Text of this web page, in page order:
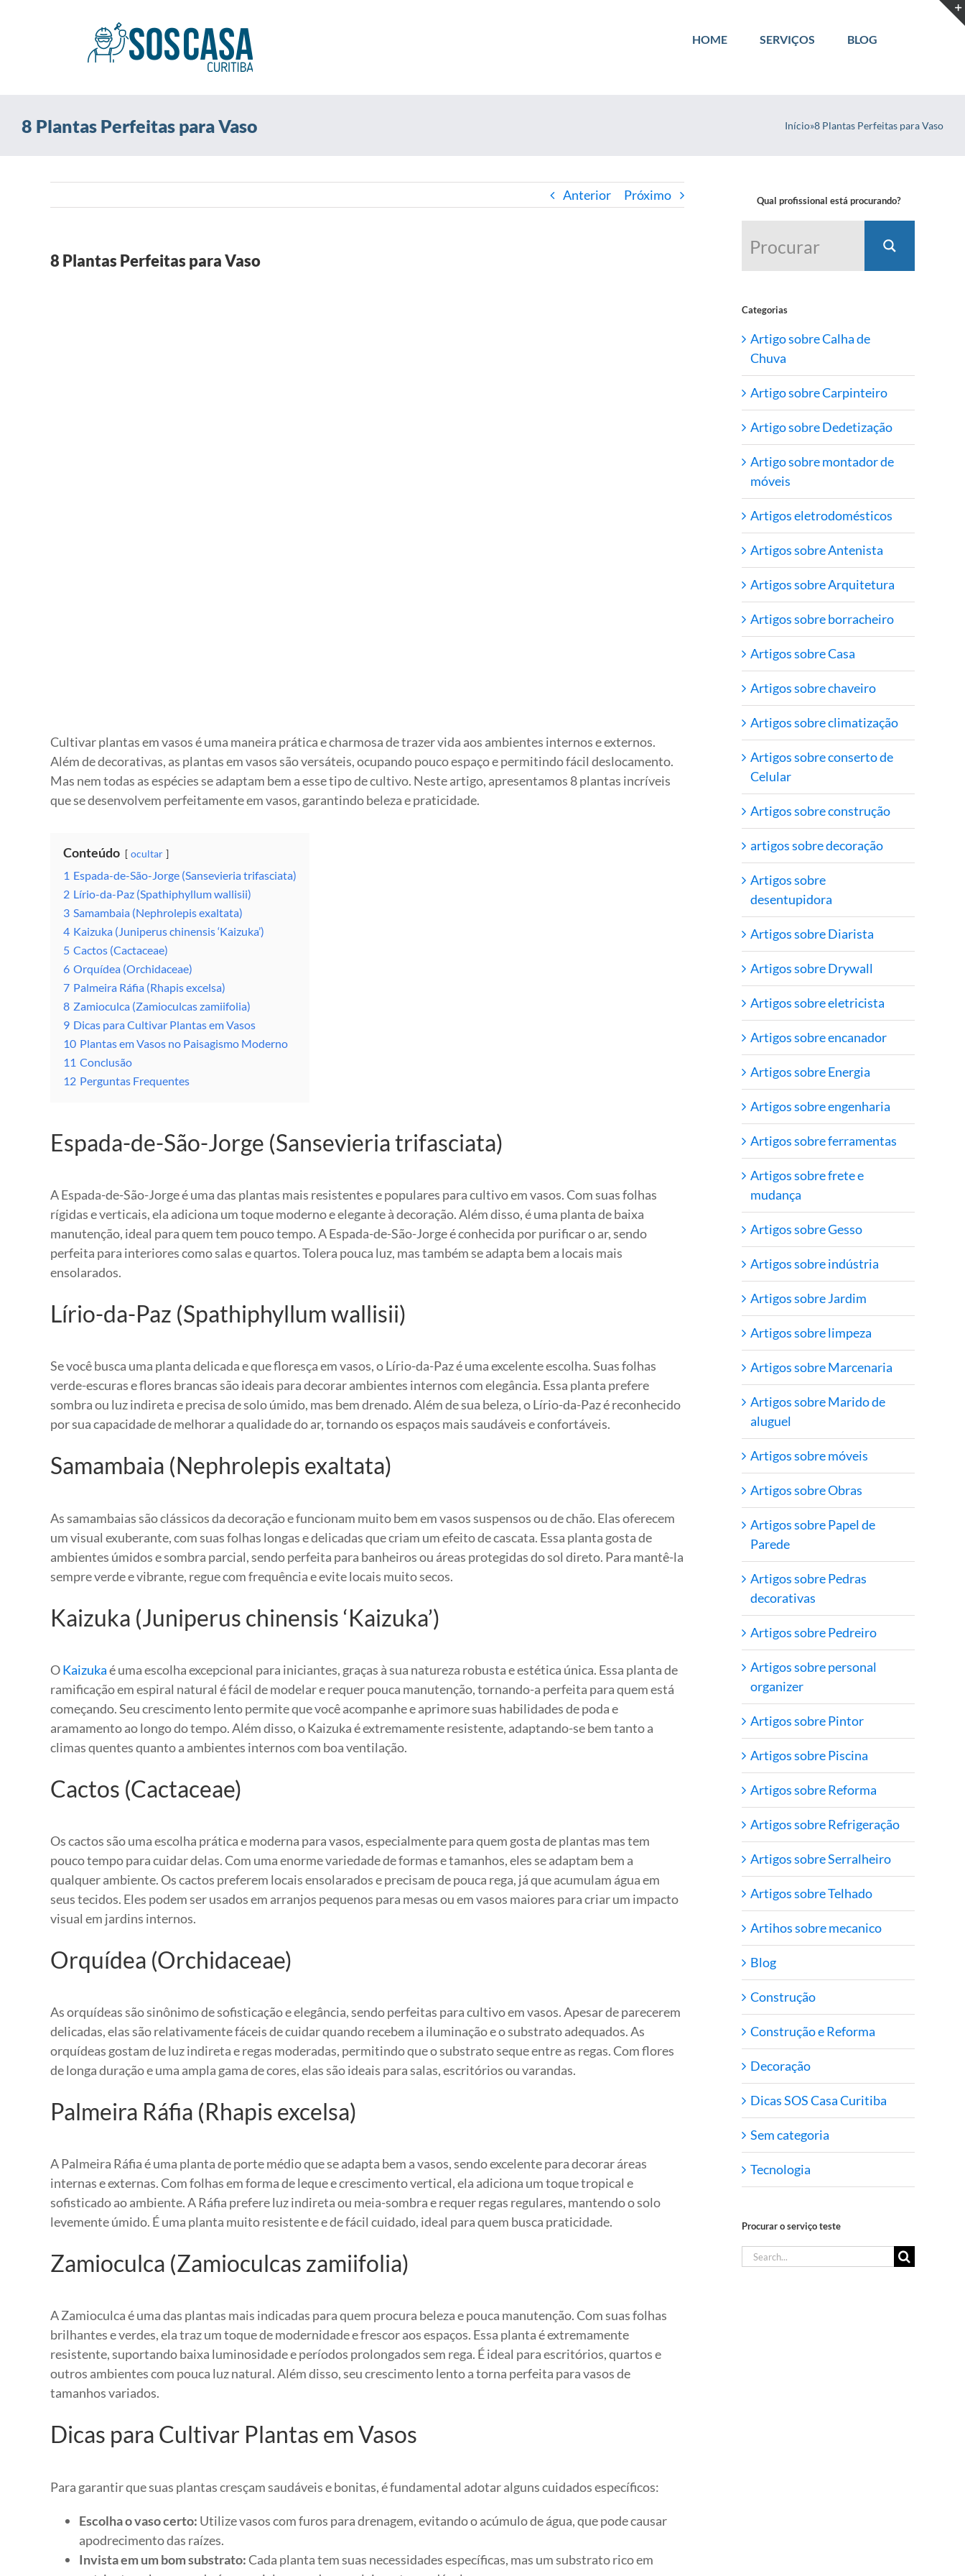
HOME SERVIÇOS BLOG
8 Plantas Perfeitas para Vaso Início»8 Plantas Perfeitas para Vaso
Anterior Próximo
8 Plantas Perfeitas para Vaso
Cultivar plantas em vasos é uma maneira prática e charmosa de trazer vida aos ambientes internos e externos.
Além de decorativas, as plantas em vasos são versáteis, ocupando pouco espaço e permitindo fácil deslocamento.
Mas nem todas as espécies se adaptam bem a esse tipo de cultivo. Neste artigo, apresentamos 8 plantas incríveis
que se desenvolvem perfeitamente em vasos, garantindo beleza e praticidade.
Conteúdo ocultar
1 Espada-de-São-Jorge (Sansevieria trifasciata)
2 Lírio-da-Paz (Spathiphyllum wallisii)
3 Samambaia (Nephrolepis exaltata)
4 Kaizuka (Juniperus chinensis ‘Kaizuka’)
5 Cactos (Cactaceae)
6 Orquídea (Orchidaceae)
7 Palmeira Ráfia (Rhapis excelsa)
8 Zamioculca (Zamioculcas zamiifolia)
9 Dicas para Cultivar Plantas em Vasos
10 Plantas em Vasos no Paisagismo Moderno
11 Conclusão
12 Perguntas Frequentes
Espada-de-São-Jorge (Sansevieria trifasciata)
A Espada-de-São-Jorge é uma das plantas mais resistentes e populares para cultivo em vasos. Com suas folhas
rígidas e verticais, ela adiciona um toque moderno e elegante à decoração. Além disso, é uma planta de baixa
manutenção, ideal para quem tem pouco tempo. A Espada-de-São-Jorge é conhecida por purificar o ar, sendo
perfeita para interiores como salas e quartos. Tolera pouca luz, mas também se adapta bem a locais mais
ensolarados.
Lírio-da-Paz (Spathiphyllum wallisii)
Se você busca uma planta delicada e que floresça em vasos, o Lírio-da-Paz é uma excelente escolha. Suas folhas
verde-escuras e flores brancas são ideais para decorar ambientes internos com elegância. Essa planta prefere
sombra ou luz indireta e precisa de solo úmido, mas bem drenado. Além de sua beleza, o Lírio-da-Paz é reconhecido
por sua capacidade de melhorar a qualidade do ar, tornando os espaços mais saudáveis e confortáveis.
Samambaia (Nephrolepis exaltata)
As samambaias são clássicos da decoração e funcionam muito bem em vasos suspensos ou de chão. Elas oferecem
um visual exuberante, com suas folhas longas e delicadas que criam um efeito de cascata. Essa planta gosta de
ambientes úmidos e sombra parcial, sendo perfeita para banheiros ou áreas protegidas do sol direto. Para mantê-la
sempre verde e vibrante, regue com frequência e evite locais muito secos.
Kaizuka (Juniperus chinensis ‘Kaizuka’)
OKaizukaé uma escolha excepcional para iniciantes, graças à sua natureza robusta e estética única. Essa planta de
ramificação em espiral natural é fácil de modelar e requer pouca manutenção, tornando-a perfeita para quem está
começando. Seu crescimento lento permite que você acompanhe e aprimore suas habilidades de poda e
aramamento ao longo do tempo. Além disso, o Kaizuka é extremamente resistente, adaptando-se bem tanto a
climas quentes quanto a ambientes internos com boa ventilação.
Cactos (Cactaceae)
Os cactos são uma escolha prática e moderna para vasos, especialmente para quem gosta de plantas mas tem
pouco tempo para cuidar delas. Com uma enorme variedade de formas e tamanhos, eles se adaptam bem a
qualquer ambiente. Os cactos preferem locais ensolarados e precisam de pouca rega, já que acumulam água em
seus tecidos. Eles podem ser usados em arranjos pequenos para mesas ou em vasos maiores para criar um impacto
visual em jardins internos.
Orquídea (Orchidaceae)
As orquídeas são sinônimo de sofisticação e elegância, sendo perfeitas para cultivo em vasos. Apesar de parecerem
delicadas, elas são relativamente fáceis de cuidar quando recebem a iluminação e o substrato adequados. As
orquídeas gostam de luz indireta e regas moderadas, permitindo que o substrato seque entre as regas. Com flores
de longa duração e uma ampla gama de cores, elas são ideais para salas, escritórios ou varandas.
Palmeira Ráfia (Rhapis excelsa)
A Palmeira Ráfia é uma planta de porte médio que se adapta bem a vasos, sendo excelente para decorar áreas
internas e externas. Com folhas em forma de leque e crescimento vertical, ela adiciona um toque tropical e
sofisticado ao ambiente. A Ráfia prefere luz indireta ou meia-sombra e requer regas regulares, mantendo o solo
levemente úmido. É uma planta muito resistente e de fácil cuidado, ideal para quem busca praticidade.
Zamioculca (Zamioculcas zamiifolia)
A Zamioculca é uma das plantas mais indicadas para quem procura beleza e pouca manutenção. Com suas folhas
brilhantes e verdes, ela traz um toque de modernidade e frescor aos espaços. Essa planta é extremamente
resistente, suportando baixa luminosidade e períodos prolongados sem rega. É ideal para escritórios, quartos e
outros ambientes com pouca luz natural. Além disso, seu crescimento lento a torna perfeita para vasos de
tamanhos variados.
Dicas para Cultivar Plantas em Vasos
Para garantir que suas plantas cresçam saudáveis e bonitas, é fundamental adotar alguns cuidados específicos:
Escolha o vaso certo: Utilize vasos com furos para drenagem, evitando o acúmulo de água, que pode causar
apodrecimento das raízes.
Invista em um bom substrato:Cada planta tem suas necessidades específicas, mas um substrato rico em
Qual profissional está procurando?
Categorias
Artigo sobre Calha de
Chuva
Artigo sobre Carpinteiro
Artigo sobre Dedetização
Artigo sobre montador de
móveis
Artigos eletrodomésticos
Artigos sobre Antenista
Artigos sobre Arquitetura
Artigos sobre borracheiro
Artigos sobre Casa
Artigos sobre chaveiro
Artigos sobre climatização
Artigos sobre conserto de
Celular
Artigos sobre construção
artigos sobre decoração
Artigos sobre
desentupidora
Artigos sobre Diarista
Artigos sobre Drywall
Artigos sobre eletricista
Artigos sobre encanador
Artigos sobre Energia
Artigos sobre engenharia
Artigos sobre ferramentas
Artigos sobre frete e
mudança
Artigos sobre Gesso
Artigos sobre indústria
Artigos sobre Jardim
Artigos sobre limpeza
Artigos sobre Marcenaria
Artigos sobre Marido de
aluguel
Artigos sobre móveis
Artigos sobre Obras
Artigos sobre Papel de
Parede
Artigos sobre Pedras
decorativas
Artigos sobre Pedreiro
Artigos sobre personal
organizer
Artigos sobre Pintor
Artigos sobre Piscina
Artigos sobre Reforma
Artigos sobre Refrigeração
Artigos sobre Serralheiro
Artigos sobre Telhado
Artihos sobre mecanico
Blog
Construção
Construção e Reforma
Decoração
Dicas SOS Casa Curitiba
Sem categoria
Tecnologia
Procurar o serviço teste
Search